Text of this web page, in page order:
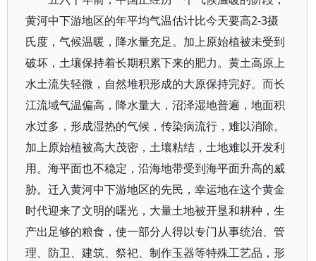
黄河中下游地区的年平均气温估计比今天要高2-3摄
氏度，气候温暖，降水量充足。加上原始植被未受到
破坏，土壤保持着长期积累下来的肥力。黄土高原上
水土流失轻微，自然堆积形成的大原保持完好。而长
江流域气温偏高，降水量大，沼泽湿地普遍，地面积
水过多，形成湿热的气候，传染病流行，难以消除。
加上原始植被高大茂密，土壤粘结，土地难以开发利
用。海平面也不稳定，沿海地带受到海平面升高的威
胁。迁入黄河中下游地区的先民，幸运地在这个黄金
时代迎来了文明的曙光，大量土地被开垦和耕种，生
产出足够的粮食，使一部分人得以专门从事统治、管
理、防卫、建筑、祭祀、制作玉器等特殊工艺品，形